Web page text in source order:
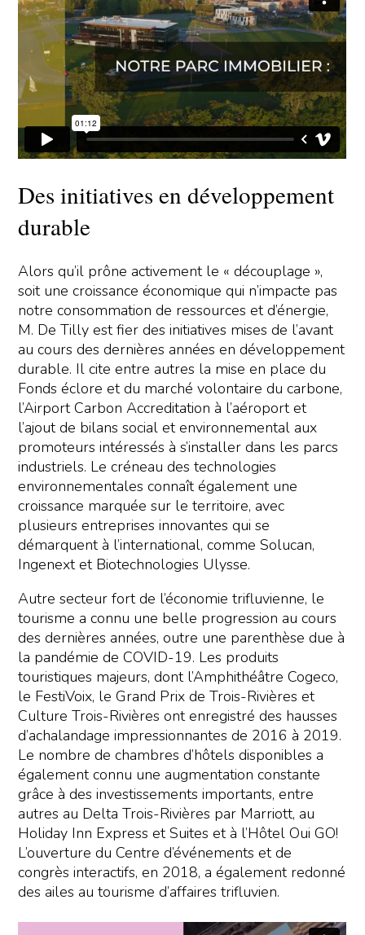
Des initiatives en développement
durable
Alors qu’il prône activement le « découplage »,
soit une croissance économique qui n’impacte pas
notre consommation de ressources et d’énergie,
M. De Tilly est fier des initiatives mises de l’avant
au cours des dernières années en développement
durable. Il cite entre autres la mise en place du
Fonds éclore et du marché volontaire du carbone,
l’Airport Carbon Accreditation à l’aéroport et
l’ajout de bilans social et environnemental aux
promoteurs intéressés à s’installer dans les parcs
industriels. Le créneau des technologies
environnementales connaît également une
croissance marquée sur le territoire, avec
plusieurs entreprises innovantes qui se
démarquent à l’international, comme Solucan,
Ingenext et Biotechnologies Ulysse.
Autre secteur fort de l’économie trifluvienne, le
tourisme a connu une belle progression au cours
des dernières années, outre une parenthèse due à
la pandémie de COVID-19. Les produits
touristiques majeurs, dont l’Amphithéâtre Cogeco,
le FestiVoix, le Grand Prix de Trois-Rivières et
Culture Trois-Rivières ont enregistré des hausses
d’achalandage impressionnantes de 2016 à 2019.
Le nombre de chambres d’hôtels disponibles a
également connu une augmentation constante
grâce à des investissements importants, entre
autres au Delta Trois-Rivières par Marriott, au
Holiday Inn Express et Suites et à l’Hôtel Oui GO!
L’ouverture du Centre d’événements et de
congrès interactifs, en 2018, a également redonné
des ailes au tourisme d’affaires trifluvien.